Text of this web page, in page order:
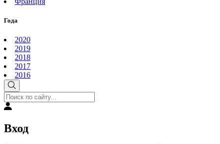
Года
2020
2019
2018
2017
2016
Вход